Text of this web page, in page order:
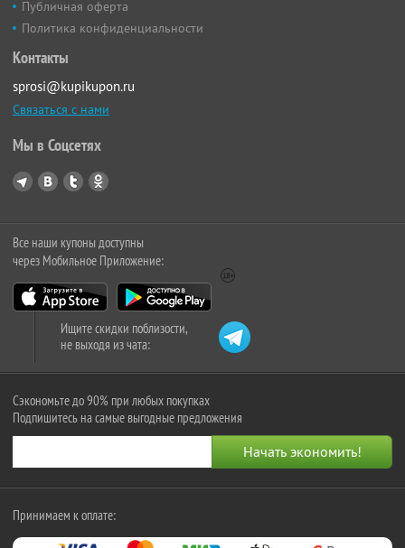
Публичная оферта
Политика конфиденциальности
Контакты
sprosi@kupikupon.ru
Связаться с нами
Мы в Соцсетях
Все наши купоны доступны
через Мобильное Приложение:
Ищите скидки поблизости,
не выходя из чата:
Сэкономьте до 90% при любых покупках
Подпишитесь на самые выгодные предложения
Принимаем к оплате: